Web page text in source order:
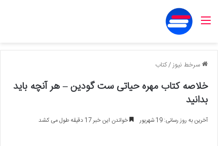
منو
سرخط نیوز/کتاب
خلاصه کتاب مهره حیاتی ست گودین – هر آنچه باید
بدانید
آخرین به روز رسانی: 19 شهریور خواندن این خبر 17 دقیقه طول می کشد